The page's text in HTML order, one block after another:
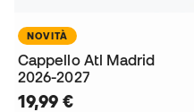
NOVITÀ
Cappello Atl Madrid
2026-2027
19,99 €